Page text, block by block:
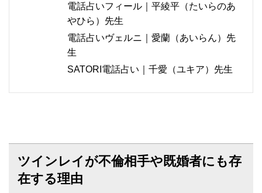
電話占いフィール｜平綾平（たいらのあ
やひら）先生
電話占いヴェルニ｜愛蘭（あいらん）先
生
SATORI電話占い｜千愛（ユキア）先生
ツインレイが不倫相手や既婚者にも存
在する理由